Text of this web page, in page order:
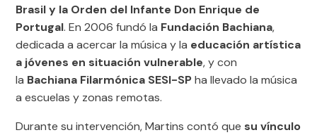
Brasil y la Orden del Infante Don Enrique de
Portugal. En 2006 fundó la Fundación Bachiana,
dedicada a acercar la música y la educación artística
a jóvenes en situación vulnerable, y con
la Bachiana Filarmónica SESI-SPha llevado la música
a escuelas y zonas remotas.
Durante su intervención, Martins contó que su vínculo